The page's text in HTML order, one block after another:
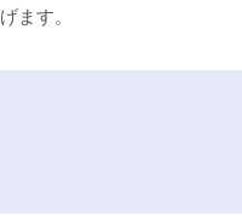
ます。